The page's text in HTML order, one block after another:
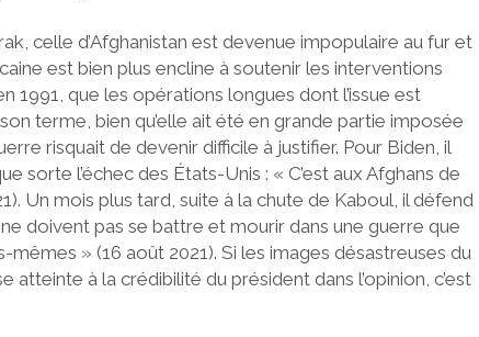
celle d’Afghanistan est devenue impopulaire au fur et
est bien plus encline à soutenir les interventions
1991, que les opérations longues dont l’issue est
terme, bien qu’elle ait été en grande partie imposée
risquait de devenir difficile à justifier. Pour Biden, il
sorte l’échec des États-Unis : « C’est aux Afghans de
Un mois plus tard, suite à la chute de Kaboul, il défend
doivent pas se battre et mourir dans une guerre que
» (16 août 2021). Si les images désastreuses du
à la crédibilité du président dans l’opinion, c’est